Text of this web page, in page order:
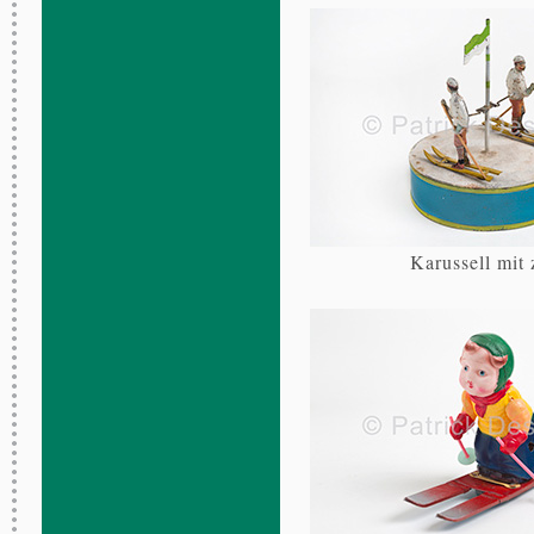
Karussell mit